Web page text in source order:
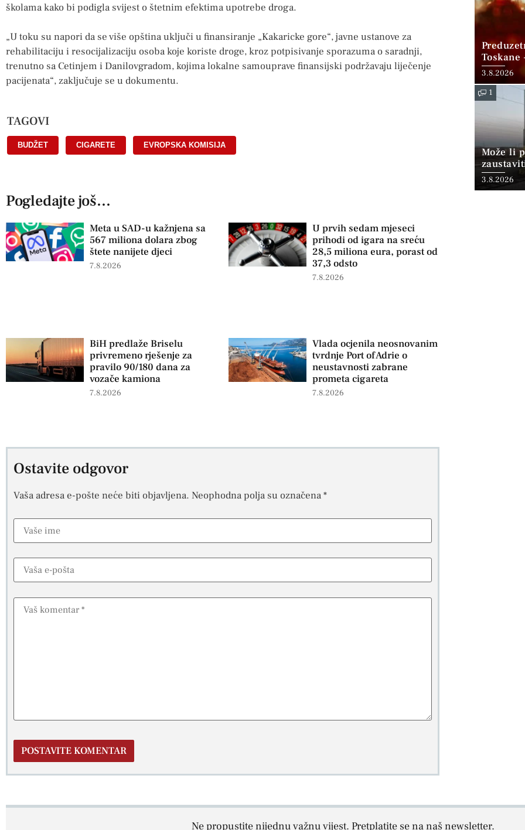
školama kako bi podigla svijest o štetnim efektima upotrebe droga.
„U toku su napori da se više opština uključi u finansiranje „Kakaricke gore“, javne ustanove za
rehabilitaciju i resocijalizaciju osoba koje koriste droge, kroz potpisivanje sporazuma o saradnji,
trenutno sa Cetinjem i Danilovgradom, kojima lokalne samouprave finansijski podržavaju liječenje
pacijenata“, zaključuje se u dokumentu.
TAGOVI
BUDŽET CIGARETE EVROPSKA KOMISIJA
Pogledajte još...
Meta u SAD-u kažnjena sa
567 miliona dolara zbog
štete nanijete djeci
7.8.2026
U prvih sedam mjeseci
prihodi od igara na sreću
28,5 miliona eura, porast od
37,3 odsto
7.8.2026
BiH predlaže Briselu
privremeno rješenje za
pravilo 90/180 dana za
vozače kamiona
7.8.2026
Vlada ocjenila neosnovanim
tvrdnje Port of Adrie o
neustavnosti zabrane
prometa cigareta
7.8.2026
Ostavite odgovor
Vaša adresa e-pošte neće biti objavljena. Neophodna polja su označena*
Gore
3.8.2026
1
Može li
3.8.2026
Ne propustite nijednu važnu vijest. Pretplatite se na naš newsletter.